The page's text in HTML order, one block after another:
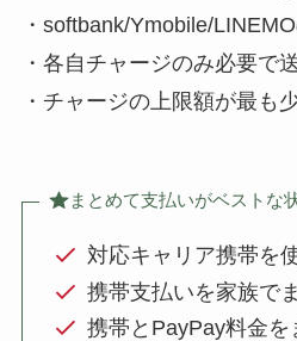
・softbank/Ymobile/
・各自チャージのみ必要で
・チャージの上限額が最も
まとめて支払いがベストな
対応キャリア携帯を
携帯支払いを家族で
携帯とPayPay料金を